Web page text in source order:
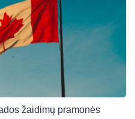
žaidimų pramonės